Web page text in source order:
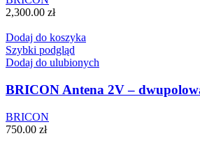
2,300.00 zł
Dodaj do koszyka
Szybki podgląd
Dodaj do ulubionych
BRICON Antena 2V –
BRICON
750.00 zł